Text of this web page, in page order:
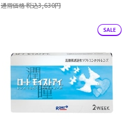
通常価格 税込3,630円